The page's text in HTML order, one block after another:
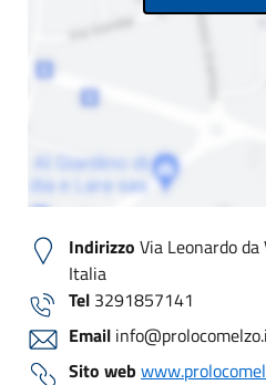
Indirizzo Via Leonardo
Italia
Tel 3291857141
Email
Sito web